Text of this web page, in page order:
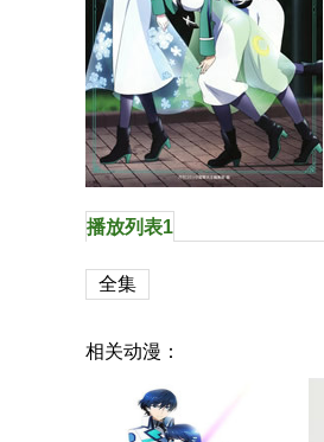
魔法科高校的劣等生剧场版
播放列表1
全集
相关动漫：